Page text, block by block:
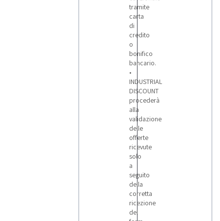
tramite
carta
di
credito
o
bonifico
bancario.
•
INDUSTRIAL
DISCOUNT
procederà
alla
validazione
delle
offerte
ricevute
solo
a
seguito
della
corretta
ricezione
del